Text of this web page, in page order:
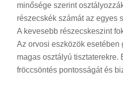
minősége szerint
részecskék számát az egyes
A kevesebb részecskeszint
Az orvosi eszközök esetében
magas osztályú tisztaterekre.
fröccsöntés pontosságát és